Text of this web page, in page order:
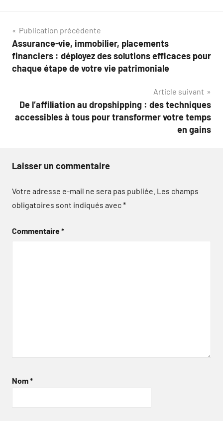
Navigation
de
l’article
Publication précédente
Assurance-vie, immobilier, placements
financiers : déployez des solutions efficaces pour
chaque étape de votre vie patrimoniale
Article suivant
De l’affiliation au dropshipping : des techniques
accessibles à tous pour transformer votre temps
en gains
Laisser un commentaire
Votre adresse e-mail ne sera pas publiée. Les champs
obligatoires sont indiqués avec*
Commentaire*
Nom*